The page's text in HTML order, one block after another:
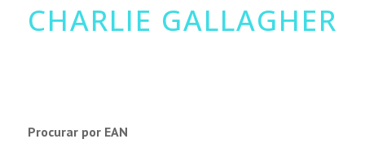
CHARLIE GALLAGHER
Procurar por EAN